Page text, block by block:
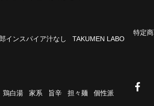
インスパイア汁なし
TAKUMEN LABO
鶏白湯 家系 旨辛 担々麺
個性派
特定